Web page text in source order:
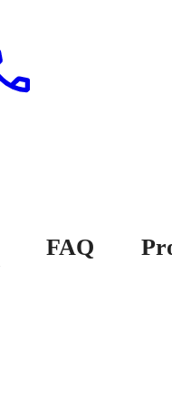
FAQ